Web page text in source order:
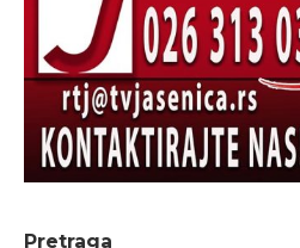
Pretraga